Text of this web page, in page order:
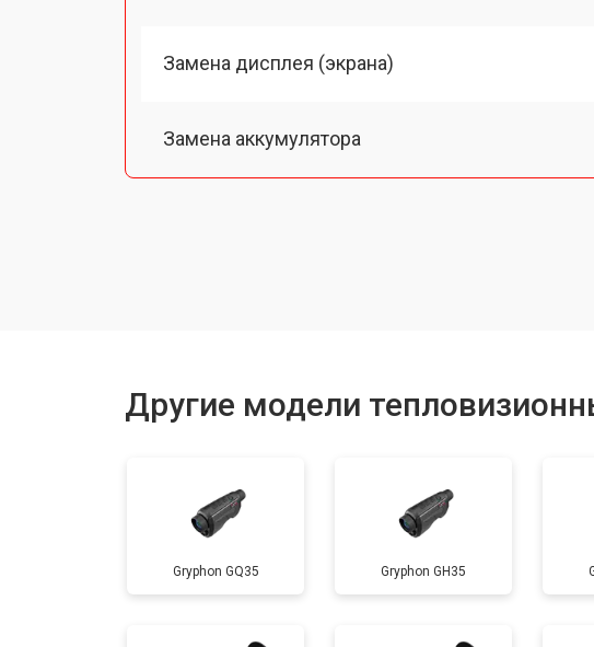
Замена дисплея (экрана)
Замена аккумулятора
Другие модели
Gryphon GQ35 Gryphon GH35